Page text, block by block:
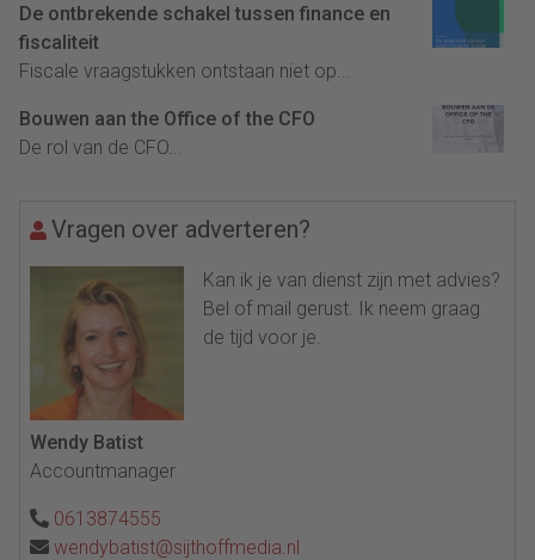
De ontbrekende schakel tussen finance en
fiscaliteit
Fiscale vraagstukken ontstaan niet op...
Bouwen aan the Office of the CFO
De rol van de CFO...
Vragen over adverteren?
Kan ik je van dienst zijn met advies?
Bel of mail gerust. Ik neem graag
de tijd voor je.
Wendy Batist
Accountmanager
0613874555
wendybatist@sijthoffmedia.nl